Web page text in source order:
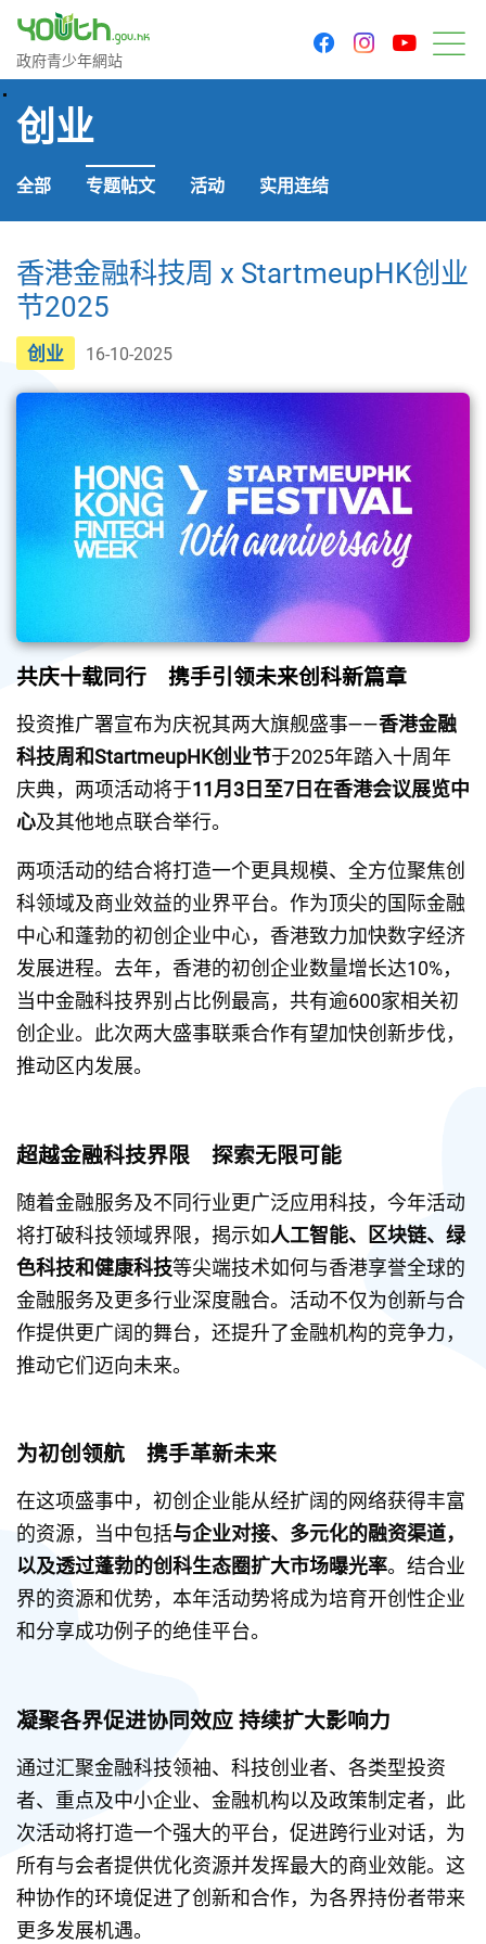
政府青少年网站
政府青少年網站
facebookinstagram
创业
全部 专题帖文 活动 实用连结
香港金融科技周 x StartmeupHK创业
节2025
创业 16-10-2025
共庆十载同行　携手引领未来创科新篇章
投资推广署宣布为庆祝其两大旗舰盛事——香港金融
科技周和StartmeupHK创业节于2025年踏入十周年
庆典，两项活动将于11月3日至7日在香港会议展览中
心及其他地点联合举行。
两项活动的结合将打造一个更具规模、全方位聚焦创
科领域及商业效益的业界平台。作为顶尖的国际金融
中心和蓬勃的初创企业中心，香港致力加快数字经济
发展进程。去年，香港的初创企业数量增长达10%，
当中金融科技界别占比例最高，共有逾600家相关初
创企业。此次两大盛事联乘合作有望加快创新步伐，
推动区内发展。
超越金融科技界限　探索无限可能
随着金融服务及不同行业更广泛应用科技，今年活动
将打破科技领域界限，揭示如人工智能、区块链、绿
色科技和健康科技等尖端技术如何与香港享誉全球的
金融服务及更多行业深度融合。活动不仅为创新与合
作提供更广阔的舞台，还提升了金融机构的竞争力，
推动它们迈向未来。
为初创领航　携手革新未来
在这项盛事中，初创企业能从经扩阔的网络获得丰富
的资源，当中包括与企业对接、多元化的融资渠道，
以及透过蓬勃的创科生态圈扩大市场曝光率。结合业
界的资源和优势，本年活动势将成为培育开创性企业
和分享成功例子的绝佳平台。
凝聚各界促进协同效应 持续扩大影响力
通过汇聚金融科技领袖、科技创业者、各类型投资
者、重点及中小企业、金融机构以及政策制定者，此
次活动将打造一个强大的平台，促进跨行业对话，为
所有与会者提供优化资源并发挥最大的商业效能。这
种协作的环境促进了创新和合作，为各界持份者带来
更多发展机遇。